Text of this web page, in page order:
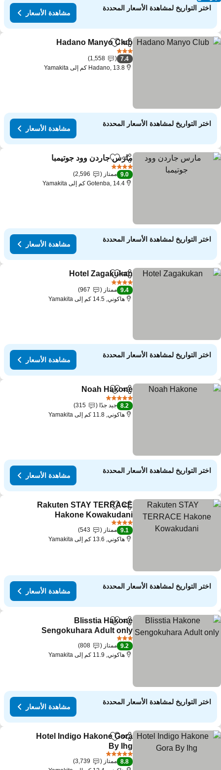
اختر التواريخ لمشاهدة الأسعار المحددة
مشاهدة الأسعار
مشاركةAdd to favorites
Hadano Manyo Club
7.4
1,558
Hadano, 13.8 كم إلى Yamakita
اختر التواريخ لمشاهدة الأسعار المحددة
مشاهدة الأسعار
مشاركةAdd to favorites
مارس جاردن وود جوتيمبا
9.0 ممتاز
2,596
Gotenba, 14.4 كم إلى Yamakita
اختر التواريخ لمشاهدة الأسعار المحددة
مشاهدة الأسعار
مشاركةAdd to favorites
Hotel Zagakukan
9.4 ممتاز
967
هاكوني, 14.5 كم إلى Yamakita
اختر التواريخ لمشاهدة الأسعار المحددة
مشاهدة الأسعار
مشاركةAdd to favorites
Noah Hakone
8.2 جيد جدًا
315
هاكوني, 11.8 كم إلى Yamakita
اختر التواريخ لمشاهدة الأسعار المحددة
مشاهدة الأسعار
مشاركةAdd to favorites
Rakuten STAY TERRACE
Hakone Kowakudani
مشاهدة الأسعار
9.1 ممتاز
543
هاكوني, 13.6 كم إلى Yamakita
اختر التواريخ لمشاهدة الأسعار المحددة
مشاهدة الأسعار
مشاركةAdd to favorites
Blisstia Hakone
Sengokuhara Adult only
مشاهدة الأسعار
9.2 ممتاز
808
هاكوني, 11.9 كم إلى Yamakita
اختر التواريخ لمشاهدة الأسعار المحددة
مشاهدة الأسعار
مشاركةAdd to favorites
Hotel Indigo Hakone Gora
By Ihg
مشاهدة الأسعار
8.8 ممتاز
3,739